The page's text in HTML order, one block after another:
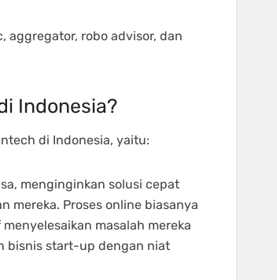
aggregator, robo advisor, dan
Indonesia?
di Indonesia, yaitu:
menginginkan solusi cepat
mereka. Proses online biasanya
masalah mereka
bisnis start-up dengan niat